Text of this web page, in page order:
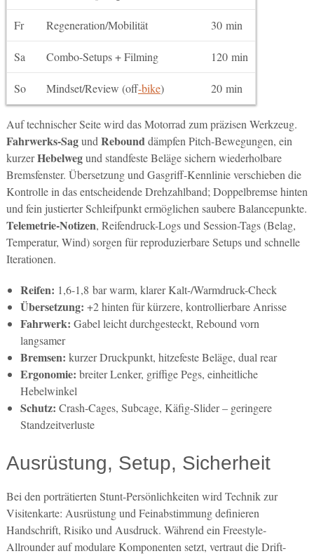
Fr Regeneration/Mobilität 30 min
Sa Combo-Setups + Filming 120 min
So Mindset/Review (off-bike) 20 min
Auf technischer Seite wird das Motorrad zum präzisen Werkzeug.
Fahrwerks-Sagund Rebounddämpfen Pitch-Bewegungen, ein
kurzerHebelwegund standfeste Beläge sichern wiederholbare
Bremsfenster. Übersetzung und Gasgriff-Kennlinie verschieben die
Kontrolle in das entscheidende Drehzahlband; Doppelbremse hinten
und fein justierter Schleifpunkt ermöglichen saubere Balancepunkte.
Telemetrie-Notizen, Reifendruck-Logs und Session-Tags (Belag,
Temperatur, Wind) sorgen für reproduzierbare Setups und schnelle
Iterationen.
Reifen: 1,6-1,8 bar warm, klarer Kalt-/Warmdruck-Check
Übersetzung: +2 hinten für kürzere, kontrollierbare Anrisse
Fahrwerk: Gabel leicht durchgesteckt, Rebound vorn
langsamer
Bremsen: kurzer Druckpunkt, hitzefeste Beläge, dual rear
Ergonomie: breiter Lenker, griffige Pegs, einheitliche
Hebelwinkel
Schutz: Crash-Cages, Subcage, Käfig-Slider – geringere
Standzeitverluste
Ausrüstung, Setup, Sicherheit
Bei den porträtierten Stunt-Persönlichkeiten wird Technik zur
Visitenkarte: Ausrüstung und Feinabstimmung definieren
Handschrift, Risiko und Ausdruck. Während ein Freestyle-
Allrounder auf modulare Komponenten setzt, vertraut die Drift-